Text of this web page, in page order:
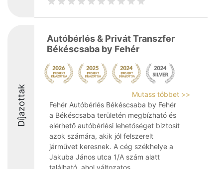
Díjazottak
Autóbérlés & Privát Transzfer
Békéscsaba by Fehér
Mutass többet >>
Fehér Autóbérlés Békéscsaba by Fehér
a Békéscsaba területén megbízható és
elérhető autóbérlési lehetőséget biztosít
azok számára, akik jól felszerelt
járművet keresnek. A cég székhelye a
Jakuba János utca 1/A szám alatt
található, ahol változatos ...